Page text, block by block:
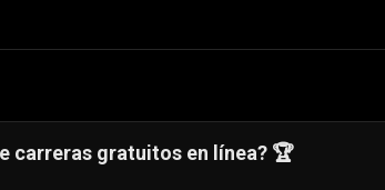
carreras gratuitos en línea? 🏆